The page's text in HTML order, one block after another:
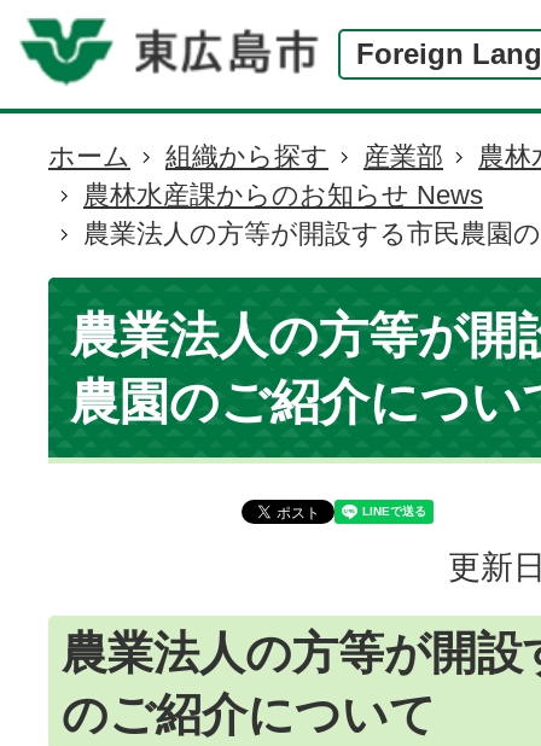
Foreign
現
在
の
位
ホーム 組織から探す 産業部
農林
農林水産課からのお知らせ News
農業法人の方等が開設する市民農園
農業法人の方等が開
農園のご紹介につい
更新
農業法人の方等が開設
のご紹介について